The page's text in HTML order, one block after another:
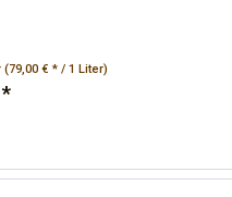
(79,00 € * / 1 Liter)